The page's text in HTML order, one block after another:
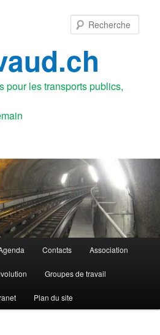
pour les transports publics,
Contacts Association
Groupes de travail
Plan du site